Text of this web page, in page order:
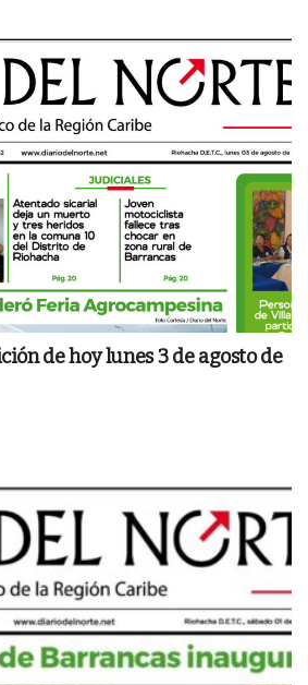
de hoy lunes 3 de agosto de